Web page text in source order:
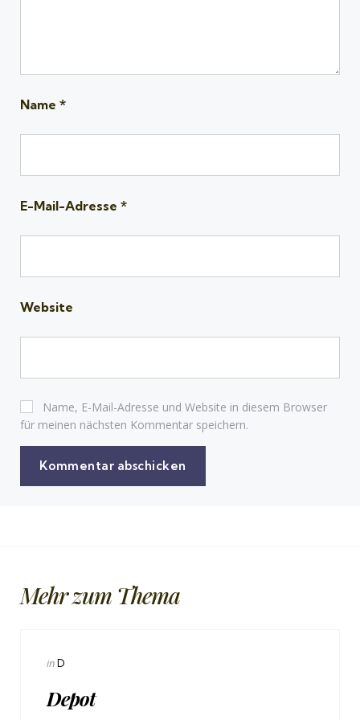
Name *
E-Mail-Adresse *
Website
Name, E-Mail-Adresse und Website in diesem Browser
für meinen nächsten Kommentar speichern.
Mehr zum Thema
Categories
Posted
inD
Depot